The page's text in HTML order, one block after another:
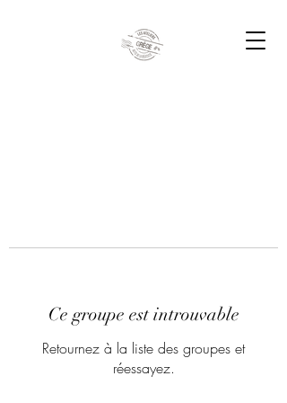
Ce groupe est introuvable
Retournez à la liste des groupes et
réessayez.